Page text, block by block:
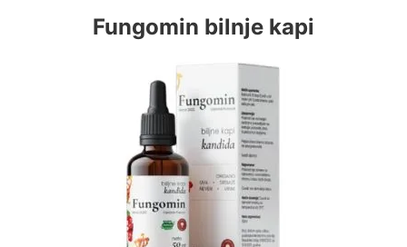
Fungomin bilnje kapi